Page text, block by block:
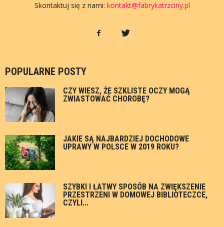
Skontaktuj się z nami: kontakt@fabrykatrzciny.pl
POPULARNE POSTY
CZY WIESZ, ŻE SZKLISTE OCZY MOGĄ
ZWIASTOWAĆ CHOROBĘ?
JAKIE SĄ NAJBARDZIEJ DOCHODOWE
UPRAWY W POLSCE W 2019 ROKU?
SZYBKI I ŁATWY SPOSÓB NA ZWIĘKSZENIE
PRZESTRZENI W DOMOWEJ BIBLIOTECZCE,
CZYLI...